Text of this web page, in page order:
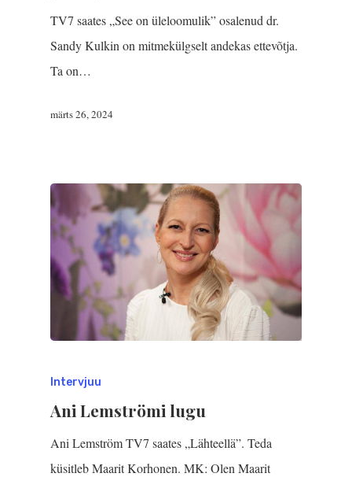
TV7 saates „See on üleloomulik” osalenud dr.
Sandy Kulkin on mitmekülgselt andekas ettevõtja.
Ta on…
märts 26, 2024
Intervjuu
Ani Lemströmi lugu
Ani Lemström TV7 saates „Lähteellä”. Teda
küsitleb Maarit Korhonen. MK: Olen Maarit